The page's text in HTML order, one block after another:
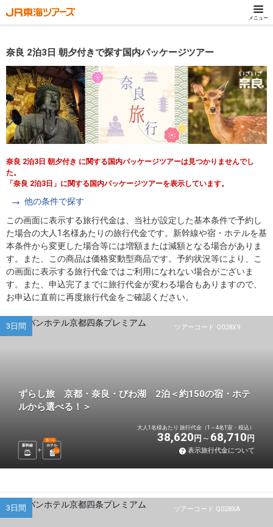
メニュー
奈良 2泊3日 朝夕付きで探す国内パッケージツアー
奈良 2泊3日 朝夕付き に関する国内パッケージツアーは見つかりませんでし
た。
「奈良 2泊3日」に関する国内パッケージツアーを表示しています。
他の条件で探す
この画面に表示する旅行代金は、当社が設定した基本条件で予約し
た場合の大人1名様あたりの旅行代金です。新幹線や宿・ホテルを基
本条件から変更した場合等には増額または減額となる場合がありま
す。また、この商品は価格変動型商品です。予約状況等により、こ
の画面に表示する旅行代金ではご利用になれない場合がございま
す。また、申込完了までに旅行代金が変わる場合もありますので、
お申込に直前に再度旅行代金をご確認ください。
ツアーコード Q028X9
3日間
ずらし旅 京都・奈良・びわ湖 2泊＜約150の宿・ホテ
ルから選べる！＞
新幹線 ホテル
選べる
2泊
大人1名様あたり 旅行代金（1～4名1室・税込）
38,620 円 68,710 円
表示旅行代金について
ツアーコード Q028XA
3日間